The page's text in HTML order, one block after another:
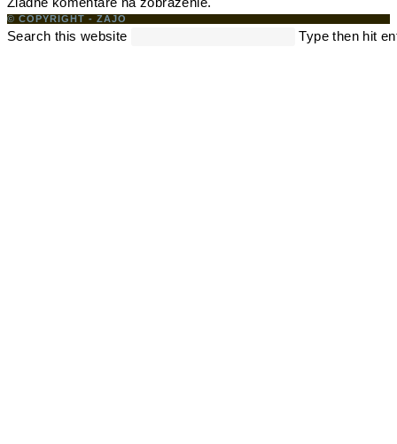
© COPYRIGHT - ZAJO
Search this website Type then hit